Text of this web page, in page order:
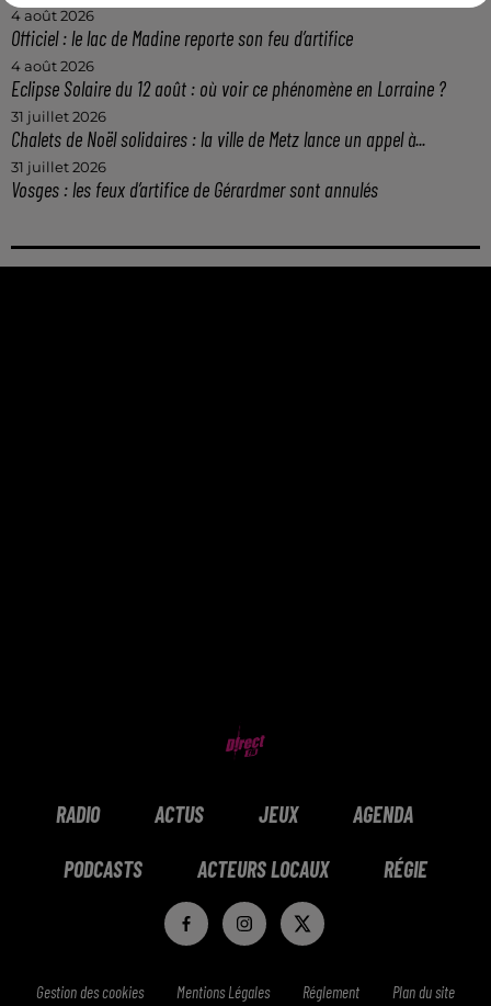
4 août 2026
Officiel : le lac de Madine reporte son feu d’artifice
4 août 2026
Eclipse Solaire du 12 août : où voir ce phénomène en Lorraine ?
31 juillet 2026
Chalets de Noël solidaires : la ville de Metz lance un appel à...
31 juillet 2026
Vosges : les feux d’artifice de Gérardmer sont annulés
RADIO ACTUS JEUX AGENDA
PODCASTS ACTEURS LOCAUX RÉGIE
Gestion des cookies Mentions Légales Réglement Plan du site